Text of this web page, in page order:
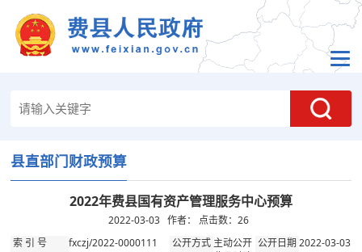
县直部门财政预算
2022年费县国有资产管理服务中心预算
2022-03-03 作者： 点击数： 26
索 引 号 fxczj/2022-0000111 公开方式 主动公开 公开日期2022-03-03